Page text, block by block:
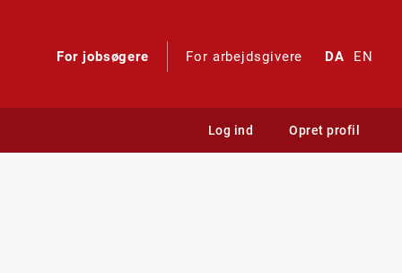
For jobsøgere For arbejdsgivere DA EN
Log ind Opret profil